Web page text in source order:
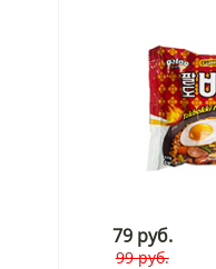
79 руб.
99 руб.